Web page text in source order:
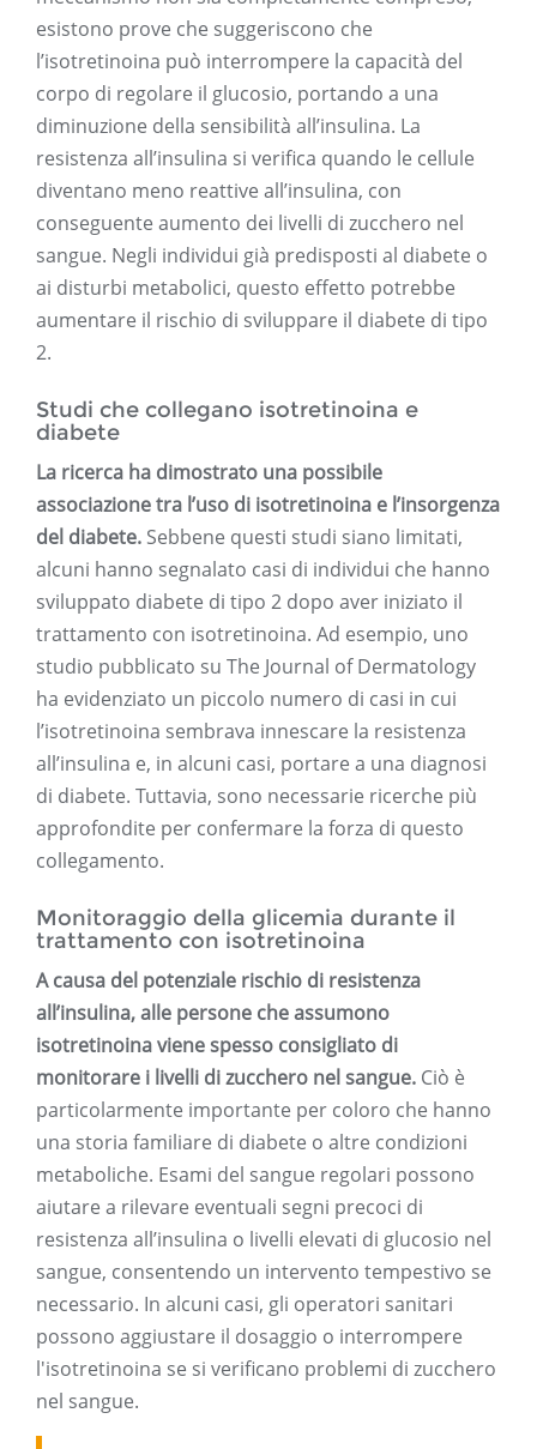
esistono prove che suggeriscono che
l’isotretinoina può interrompere la capacità del
corpo di regolare il glucosio, portando a una
diminuzione della sensibilità all’insulina. La
resistenza all’insulina si verifica quando le cellule
diventano meno reattive all’insulina, con
conseguente aumento dei livelli di zucchero nel
sangue. Negli individui già predisposti al diabete o
ai disturbi metabolici, questo effetto potrebbe
aumentare il rischio di sviluppare il diabete di tipo
2.
Studi che collegano isotretinoina e
diabete
La ricerca ha dimostrato una possibile
associazione tra l’uso di isotretinoina e l’insorgenza
del diabete. Sebbene questi studi siano limitati,
alcuni hanno segnalato casi di individui che hanno
sviluppato diabete di tipo 2 dopo aver iniziato il
trattamento con isotretinoina. Ad esempio, uno
studio pubblicato su The Journal of Dermatology
ha evidenziato un piccolo numero di casi in cui
l’isotretinoina sembrava innescare la resistenza
all’insulina e, in alcuni casi, portare a una diagnosi
di diabete. Tuttavia, sono necessarie ricerche più
approfondite per confermare la forza di questo
collegamento.
Monitoraggio della glicemia durante il
trattamento con isotretinoina
A causa del potenziale rischio di resistenza
all’insulina, alle persone che assumono
isotretinoina viene spesso consigliato di
monitorare i livelli di zucchero nel sangue. Ciò è
particolarmente importante per coloro che hanno
una storia familiare di diabete o altre condizioni
metaboliche. Esami del sangue regolari possono
aiutare a rilevare eventuali segni precoci di
resistenza all’insulina o livelli elevati di glucosio nel
sangue, consentendo un intervento tempestivo se
necessario. In alcuni casi, gli operatori sanitari
possono aggiustare il dosaggio o interrompere
l'isotretinoina se si verificano problemi di zucchero
nel sangue.